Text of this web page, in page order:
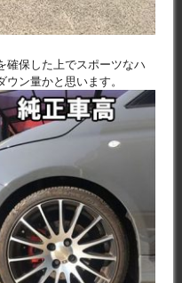
確保した上でスポーツなハ
ン量かと思います。